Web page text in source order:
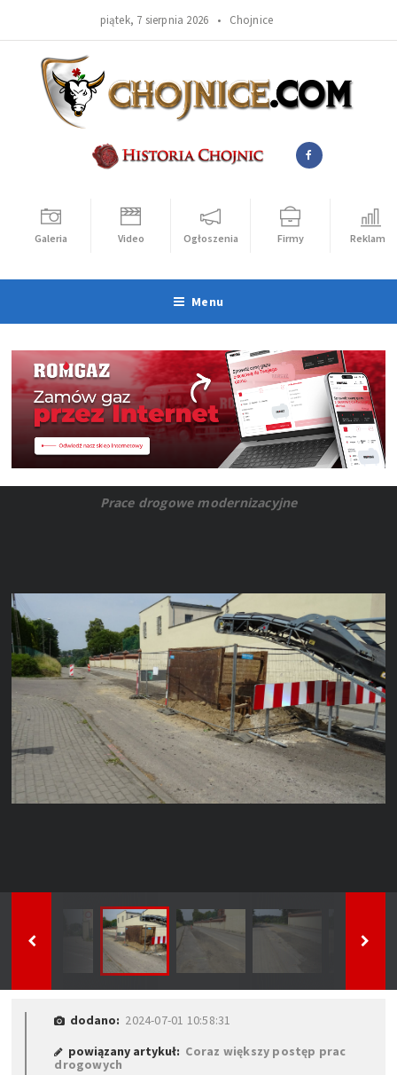
piątek, 7 sierpnia 2026 • Chojnice
Galeria Video Ogłoszenia Firmy Reklama
Menu
Prace drogowe modernizacyjne
dodano: 2024-07-01 10:58:31
powiązany artykuł: Coraz większy postęp prac
drogowych